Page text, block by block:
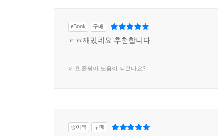
eBook 구매
ㅎㅎ재밌네요 추천합니다
이 한줄평이 도움이 되었나요?
종이책 구매